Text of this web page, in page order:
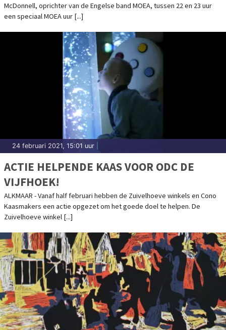
McDonnell, oprichter van de Engelse band MOEA, tussen 22 en 23 uur
een speciaal MOEA uur [...]
24 februari 2021, 15:01 uur
ACTIE HELPENDE KAAS VOOR ODC DE
VIJFHOEK!
ALKMAAR - Vanaf half februari hebben de Zuivelhoeve winkels en Cono
Kaasmakers een actie opgezet om het goede doel te helpen. De
Zuivelhoeve winkel [...]